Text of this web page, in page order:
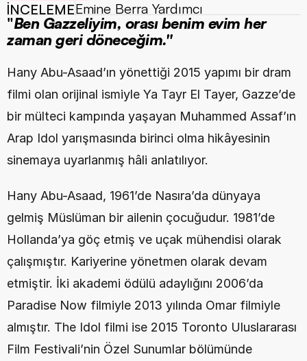
İNCELEMEEmine Berra Yardımcı
"Ben Gazzeliyim, orası benim evim her
zaman geri döneceğim."
Hany Abu-Asaad’ın yönettiği 2015 yapımı bir dram
filmi olan orijinal ismiyle Ya Tayr El Tayer, Gazze’de
bir mülteci kampında yaşayan Muhammed Assaf’ın
Arap Idol yarışmasında birinci olma hikâyesinin
sinemaya uyarlanmış hâli anlatılıyor.
Hany Abu-Asaad, 1961’de Nasıra’da dünyaya
gelmiş Müslüman bir ailenin çocuğudur. 1981’de
Hollanda’ya göç etmiş ve uçak mühendisi olarak
çalışmıştır. Kariyerine yönetmen olarak devam
etmiştir. İki akademi ödülü adaylığını 2006’da
Paradise Now filmiyle 2013 yılında Omar filmiyle
almıştır. The Idol filmi ise 2015 Toronto Uluslararası
Film Festivali’nin Özel Sunumlar bölümünde